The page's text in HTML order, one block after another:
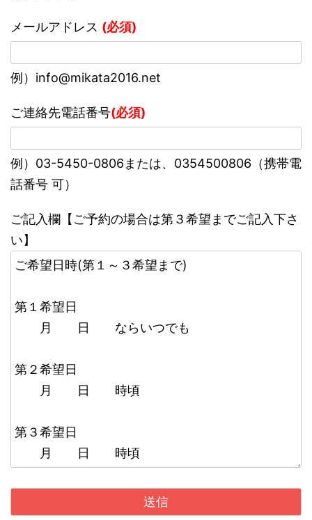
メールアドレス (必須)
例）info@mikata2016.net
ご連絡先電話番号(必須)
例）03-5450-0806または、0354500806（携帯電
話番号 可）
ご記入欄【ご予約の場合は第３希望までご記入下さ
い】